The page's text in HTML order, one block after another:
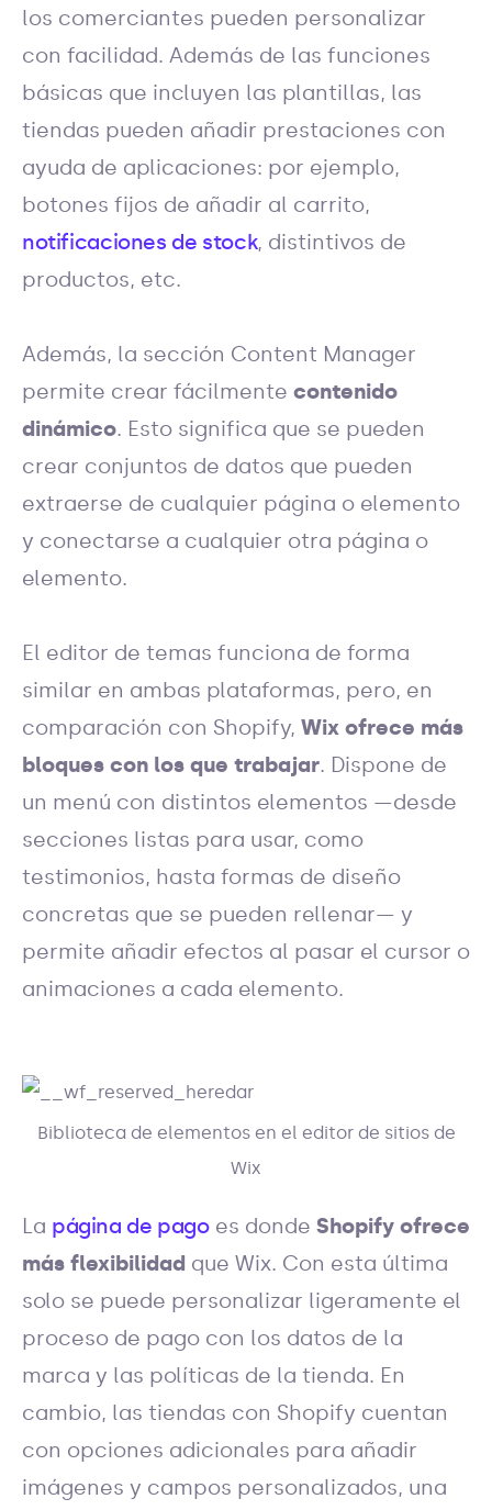
los comerciantes pueden personalizar
con facilidad. Además de las funciones
básicas que incluyen las plantillas, las
tiendas pueden añadir prestaciones con
ayuda de aplicaciones: por ejemplo,
botones fijos de añadir al carrito,
notificaciones de stock, distintivos de
productos, etc.
Además, la sección Content Manager
permite crear fácilmente contenido
dinámico. Esto significa que se pueden
crear conjuntos de datos que pueden
extraerse de cualquier página o elemento
y conectarse a cualquier otra página o
elemento.
El editor de temas funciona de forma
similar en ambas plataformas, pero, en
comparación con Shopify, Wix ofrece más
bloques con los que trabajar. Dispone de
un menú con distintos elementos —desde
secciones listas para usar, como
testimonios, hasta formas de diseño
concretas que se pueden rellenar— y
permite añadir efectos al pasar el cursor o
animaciones a cada elemento.
Biblioteca de elementos en el editor de sitios de
Wix
La página de pagoes donde Shopify ofrece
más flexibilidad que Wix. Con esta última
solo se puede personalizar ligeramente el
proceso de pago con los datos de la
marca y las políticas de la tienda. En
cambio, las tiendas con Shopify cuentan
con opciones adicionales para añadir
imágenes y campos personalizados, una